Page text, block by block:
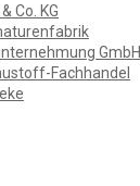
Co. KG
GmbH
Fachhandel